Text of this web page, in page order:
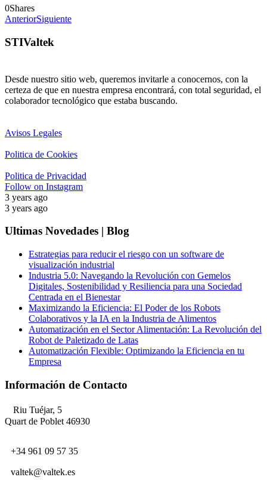
0Shares
AnteriorSiguiente
STIValtek
Desde nuestro sitio web, queremos invitarle a conocernos, con la
certeza de que en nuestra empresa encontrará, con total seguridad, el
colaborador tecnológico que estaba buscando.
Avisos Legales
Politica de Cookies
Politica de Privacidad
Follow on Instagram
3 years ago
3 years ago
Ultimas Novedades | Blog
Estrategias para reducir el riesgo con un software de
visualización industrial
Industria 5.0: Navegando la Revolución con Gemelos
Digitales, Sostenibilidad y Resiliencia para una Sociedad
Centrada en el Bienestar
Maximizando la Eficiencia: El Poder de los Robots
Colaborativos y la IA en la Industria de Alimentos
Automatización en el Sector Alimentación: La Revolución del
Robot de Paletizado de Latas
Automatización Flexible: Optimizando la Eficiencia en tu
Empresa
Información de Contacto
Riu Tuéjar, 5
Quart de Poblet 46930
+34 961 09 57 35
valtek@valtek.es